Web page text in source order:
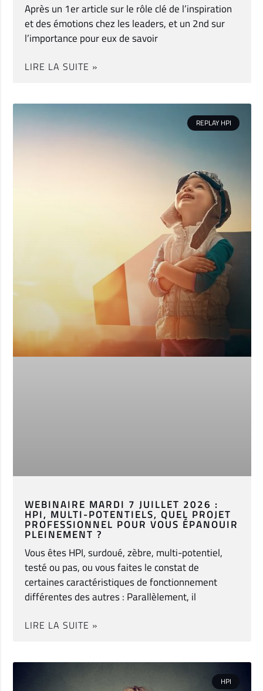
Après un 1er article sur le rôle clé de l’inspiration
et des émotions chez les leaders, et un 2nd sur
l’importance pour eux de savoir
LIRE LA SUITE »
REPLAY HPI
WEBINAIRE MARDI 7 JUILLET 2026 :
HPI, MULTI-POTENTIELS, QUEL PROJET
PROFESSIONNEL POUR VOUS ÉPANOUIR
PLEINEMENT ?
Vous êtes HPI, surdoué, zèbre, multi-potentiel,
testé ou pas, ou vous faites le constat de
certaines caractéristiques de fonctionnement
différentes des autres : Parallèlement, il
LIRE LA SUITE »
HPI